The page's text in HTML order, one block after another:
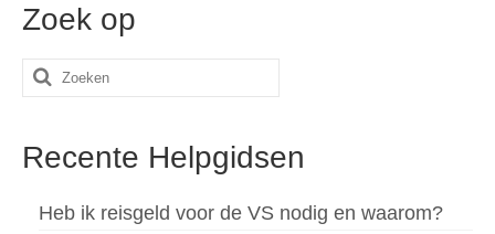
Zoek op
Zoeken
Recente Helpgidsen
Heb ik reisgeld voor de VS nodig en waarom?